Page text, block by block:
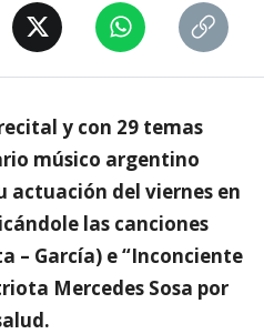
y con 29 temas
músico argentino
actuación del viernes en
las canciones
– García) e “Inconciente
Mercedes Sosa por